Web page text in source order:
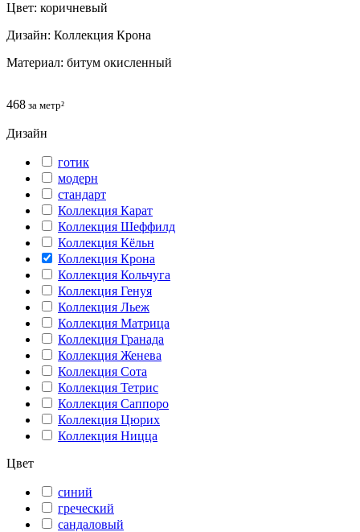
Цвет: коричневый
Дизайн: Коллекция Крона
Материал: битум окисленный
468 за метр²
Дизайн
готик
модерн
cтандарт
Коллекция Карат
Коллекция Шеффилд
Коллекция Кёльн
Коллекция Крона
Коллекция Кольчуга
Коллекция Генуя
Коллекция Льеж
Коллекция Матрица
Коллекция Гранада
Коллекция Женева
Коллекция Сота
Коллекция Тетрис
Коллекция Саппоро
Коллекция Цюрих
Коллекция Ницца
Цвет
синий
греческий
сандаловый